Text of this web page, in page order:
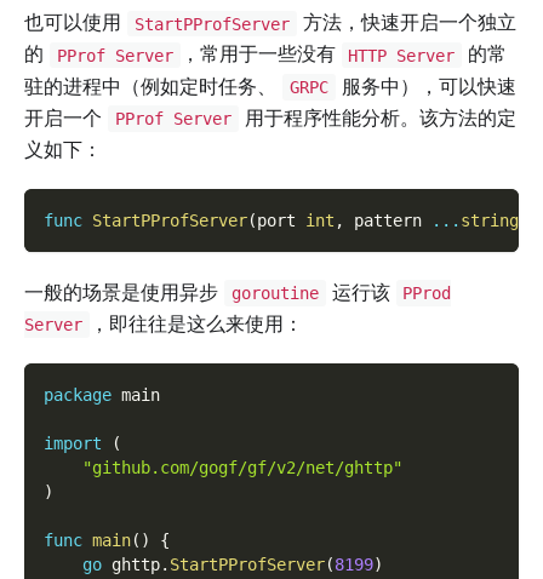
也可以使用 StartPProfServer
方法，快速开启一个独立
的
PProf Server ，常用于一些没有 HTTP Server
的常
驻的进程中（例如定时任务、
GRPC
服务中），可以快速
开启一个
PProf Server
用于程序性能分析。该方法的定
义如下：
func StartPProfServer(port int , pattern ... string
一般的场景是使用异步 goroutine 运行该
PProd
Server
，即往往是这么来使用：
package main
import
(
"github.com/gogf/gf/v2/net/ghttp"
)
func main( )
{
go ghttp. StartPProfServer(8199)